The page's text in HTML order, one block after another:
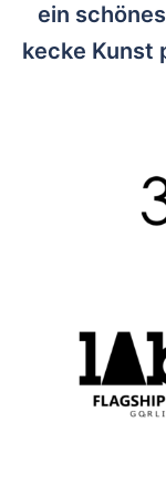
ein
kecke Kunst